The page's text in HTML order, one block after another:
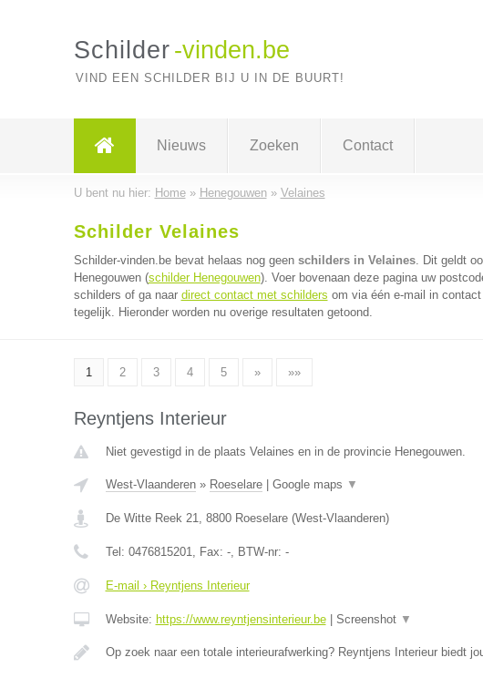
Schilder -vinden.be
VIND EEN SCHILDER BIJ U IN DE BUURT!
Nieuws Zoeken Contact
U bent nu hier: Home» Henegouwen» Velaines
Schilder Velaines
Schilder-vinden.be bevat helaas nog geen schilders in Velaines. Dit geldt
Henegouwen (schilder Henegouwen). Voer bovenaan deze pagina uw
schilders of ga naar direct contact met schilders om via één e-mail in
tegelijk. Hieronder worden nu overige resultaten getoond.
1 2 3 4 5 » »»
Reyntjens Interieur
Niet gevestigd in de plaats Velaines en in de provincie Henegouwen.
West-Vlaanderen» Roeselare| Google maps ▼
De Witte Reek 21, 8800 Roeselare(West-Vlaanderen)
Tel: 0476815201, Fax: -, BTW-nr: -
E-mail › Reyntjens Interieur
Website: https://www.reyntjensinterieur.be| Screenshot ▼
Op zoek naar een totale interieurafwerking? Reyntjens Interieur biedt